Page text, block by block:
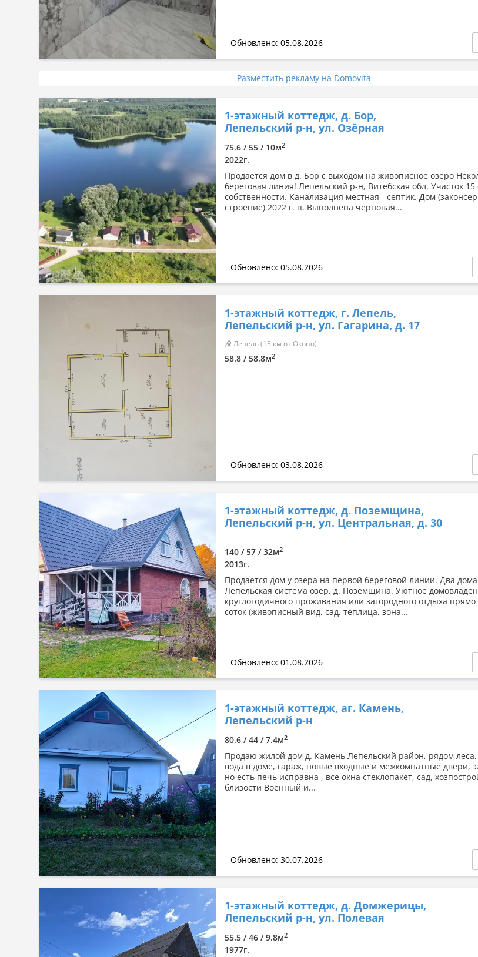
Обновлено: 05.08.2026
Разместить рекламу на Domovita
1-этажный коттедж, д. Бор,
Лепельский р-н, ул. Озёрная
75.6 / 55 / 10м2
2022г.
Продается дом в д. Бор с выходом на живописное озеро
береговая линия! Лепельский р-н, Витебская обл. Участок 15
собственности. Канализация местная - септик. Дом
строение) 2022 г. п. Выполнена черновая...
Обновлено: 05.08.2026
1-этажный коттедж, г. Лепель,
Лепельский р-н, ул. Гагарина, д. 17
Лепель (13 км от Оконо)
58.8 / 58.8м2
Обновлено: 03.08.2026
1-этажный коттедж, д. Поземщина,
Лепельский р-н, ул. Центральная, д. 30
140 / 57 / 32м2
2013г.
Продается дом у озера на первой береговой линии. Два
Лепельская система озер, д. Поземщина. Уютное
круглогодичного проживания или загородного отдыха
соток (живописный вид, сад, теплица, зона...
Обновлено: 01.08.2026
1-этажный коттедж, аг. Камень,
Лепельский р-н
80.6 / 44 / 7.4м2
Продаю жилой дом д. Камень Лепельский район, рядом леса,
вода в доме, гараж, новые входные и межкомнатные двери,
но есть печь исправна , все окна стеклопакет, сад,
близости Военный и...
Обновлено: 30.07.2026
1-этажный коттедж, д. Домжерицы,
Лепельский р-н, ул. Полевая
55.5 / 46 / 9.8м2
1977г.